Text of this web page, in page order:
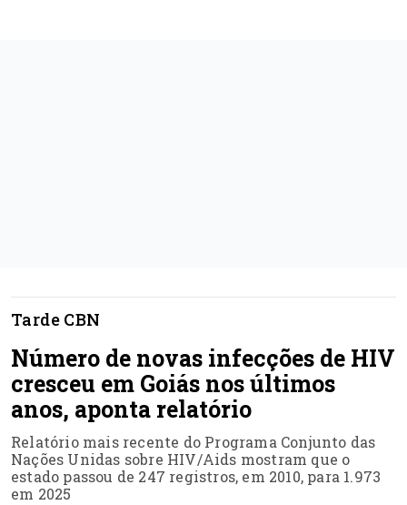
Tarde CBN
Número de novas infecções de HIV
cresceu em Goiás nos últimos
anos, aponta relatório
Relatório mais recente do Programa Conjunto das
Nações Unidas sobre HIV/Aids mostram que o
estado passou de 247 registros, em 2010, para 1.973
em 2025